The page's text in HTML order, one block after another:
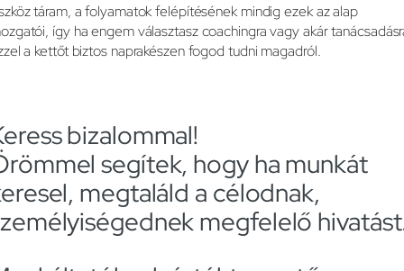
táram, a folyamatok felépítésének mindig ezek az alap
így ha engem választasz coachingra vagy akár
a kettőt biztos naprakészen fogod tudni magadról.
bizalommal!
segítek, hogy ha munkát
megtaláld a célodnak,
megfelelő